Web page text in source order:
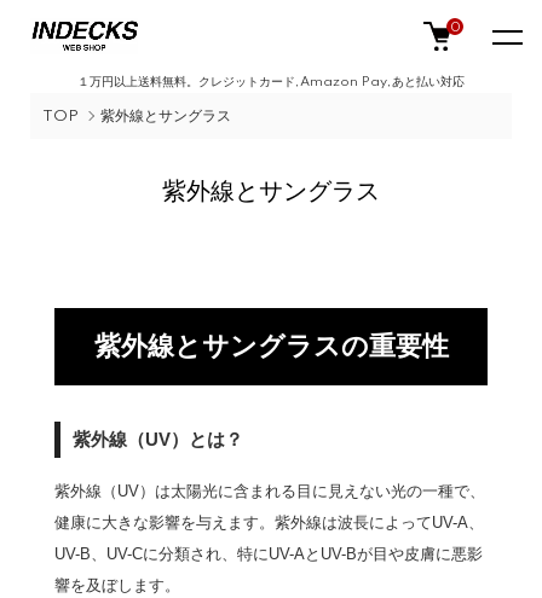
１万円以上送料無料。クレジットカード,Amazon Pay,あと払い対応
0
TOP 紫外線とサングラス
紫外線とサングラス
紫外線とサングラスの重要性
紫外線（UV）とは？
紫外線（UV）は太陽光に含まれる目に見えない光の一種で、
健康に大きな影響を与えます。紫外線は波長によってUV-A、
UV-B、UV-Cに分類され、特にUV-AとUV-Bが目や皮膚に悪影
響を及ぼします。